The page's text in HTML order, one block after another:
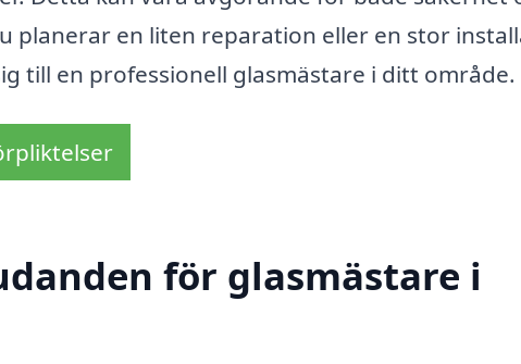
planerar en liten reparation eller en stor
till en professionell glasmästare i ditt område.
för glasmästare i